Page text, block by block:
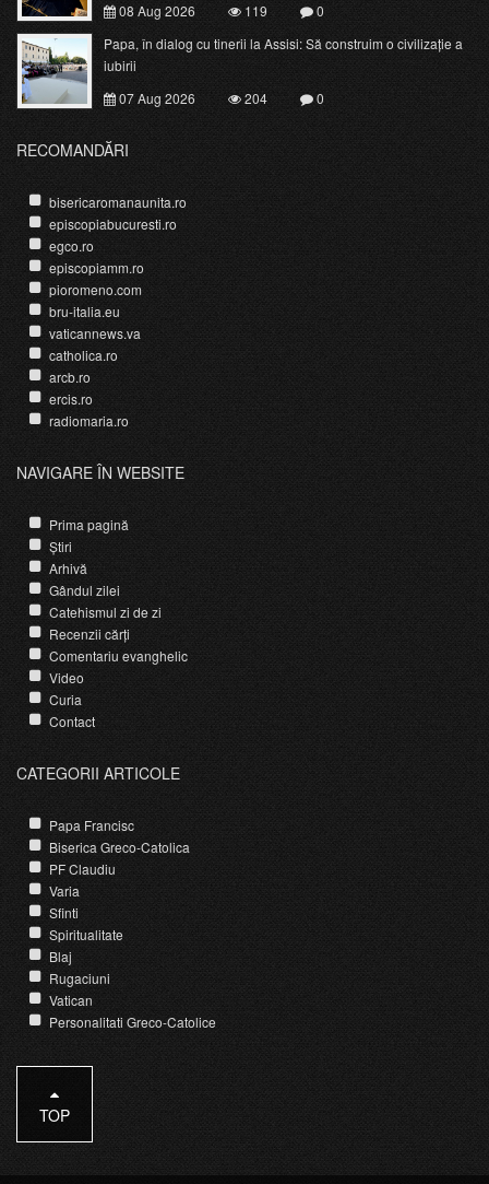
08 Aug 2026 119
0
Papa, în dialog cu tinerii la Assisi: Să construim o civilizație a
iubirii
07 Aug 2026
204 0
RECOMANDĂRI
bisericaromanaunita.ro
episcopiabucuresti.ro
egco.ro
episcopiamm.ro
pioromeno.com
bru-italia.eu
vaticannews.va
catholica.ro
arcb.ro
ercis.ro
radiomaria.ro
NAVIGARE ÎN WEBSITE
Prima pagină
Știri
Arhivă
Gândul zilei
Catehismul zi de zi
Recenzii cărți
Comentariu evanghelic
Video
Curia
Contact
CATEGORII ARTICOLE
Papa Francisc
Biserica Greco-Catolica
PF Claudiu
Varia
Sfinti
Spiritualitate
Blaj
Rugaciuni
Vatican
Personalitati Greco-Catolice
TOP